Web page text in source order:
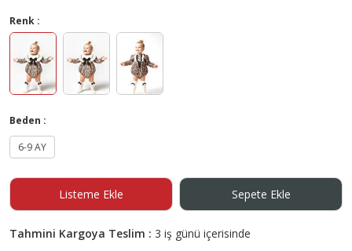
Renk :
Beden :
6-9 AY
Listeme Ekle Sepete Ekle
Tahmini Kargoya Teslim : 3 iş günü içerisinde